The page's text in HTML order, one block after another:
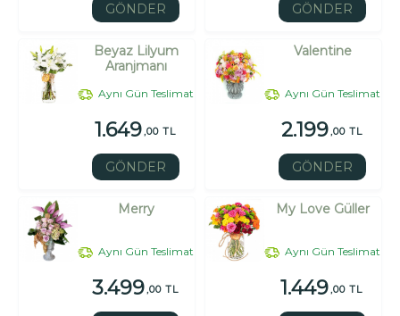
GÖNDER GÖNDER
Beyaz Lilyum
Aranjmanı
Aynı Gün Teslimat
1.649,00 TL
GÖNDER
Valentine
Aynı Gün Teslimat
2.199,00 TL
GÖNDER
Merry
Aynı Gün Teslimat
3.499,00 TL
My Love Güller
Aynı Gün Teslimat
1.449,00 TL